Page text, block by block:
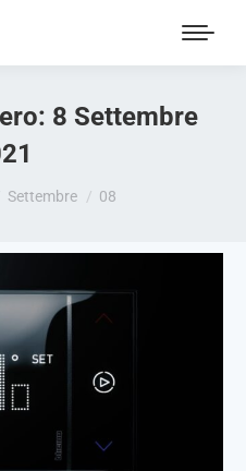
8 Settembre
Settembre 08